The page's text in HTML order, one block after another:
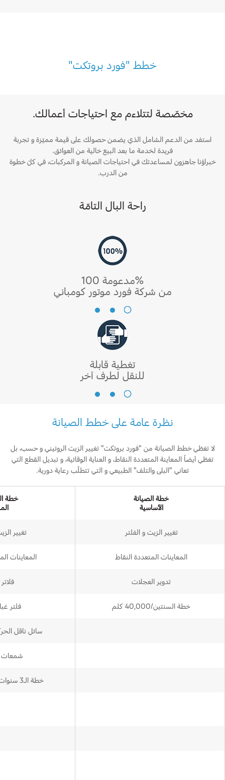
خطط "فورد بروتكت"
مخصّصة لتتلاءم مع احتياجات أعمالك.
استفد من الدعم الشامل الذي يضمن حصولك على قيمة مميّزة و تجربة
فريدة لخدمة ما بعد البيع خالية من العوائق.
خبراؤنا جاهزون لمساعدتك في احتياجات الصيانة و المركبات، في كلّ خطوة
من الدرب.
راحة البال التامّة
مدعومة 100%
من شركة فورد موتور كومباني
تغطية قابلة
للنقل لطرف آخر
نظرة عامة على خطط الصيانة
لا تغطّي خطط الصيانة من "فورد بروتكت" تغيير الزيت الروتيني و حسب، بل
تغطّي أيضاً المعاينة المتعددة النقاط، و العناية الوقائية، و تبديل القطع التي
تعاني "البلى والتلف" الطبيعي و التي تتطلّب رعاية دورية.
خطة الصيانة
الأساسية
خطة
تغيير الزيت و الفلتر تغيير
المعاينات المتعددة النقاط المعاينات
تدوير العجلات
خطة السنتين/40,000 كلم فلتر
سائل ناقل
شمعات
خطة الـ3 سنوات/60,000 كلم